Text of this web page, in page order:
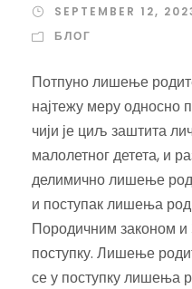
SEPTEMBER 12,
БЛОГ
Потпуно лишење
најтежу меру односно
чији је циљ заштита
малолетног детета, и
делимично лишење
и поступак лишења
Породичним законом
поступку. Лишење
се у поступку лишења